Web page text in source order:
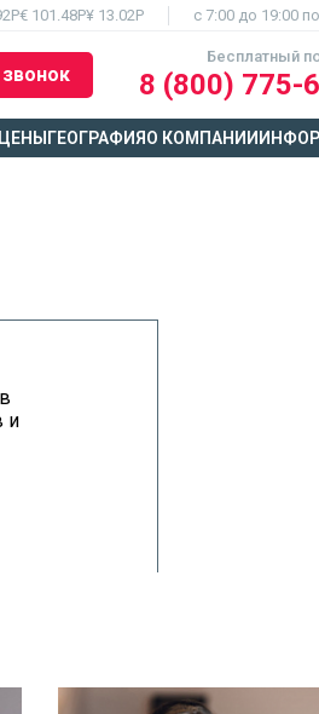
€ 101.48Р¥ 13.02Р c 7:00 до 19:00
Бесплатный
8 (800) 775-
ЦЕНЫ ГЕОГРАФИЯО КОМПАНИИ
и